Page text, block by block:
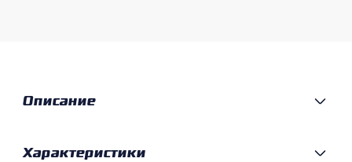
Описание
Характеристики